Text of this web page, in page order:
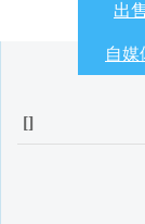
出
自媒
[]